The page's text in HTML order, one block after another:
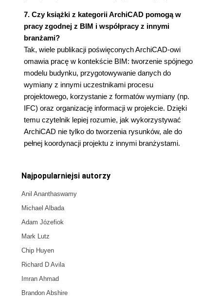
7. Czy książki z kategorii ArchiCAD pomogą w
pracy zgodnej z BIM i współpracy z innymi
branżami?
Tak, wiele publikacji poświęconych ArchiCAD-owi
omawia pracę w kontekście BIM: tworzenie spójnego
modelu budynku, przygotowywanie danych do
wymiany z innymi uczestnikami procesu
projektowego, korzystanie z formatów wymiany (np.
IFC) oraz organizację informacji w projekcie. Dzięki
temu czytelnik lepiej rozumie, jak wykorzystywać
ArchiCAD nie tylko do tworzenia rysunków, ale do
pełnej koordynacji projektu z innymi branżystami.
Najpopularniejsi autorzy
Anil Ananthaswamy
Michael Albada
Adam Józefiok
Mark Lutz
Chip Huyen
Richard D Avila
Imran Ahmad
Brandon Abshire